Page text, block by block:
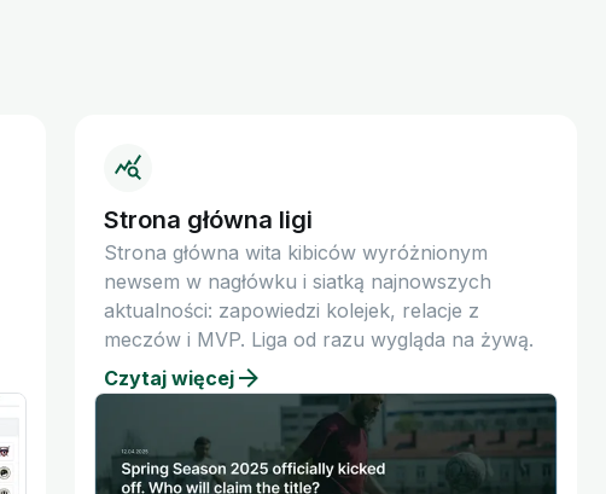
Strona główna ligi
Strona główna wita kibiców wyróżnionym
newsem w nagłówku i siatką najnowszych
aktualności: zapowiedzi kolejek, relacje z
meczów i MVP. Liga od razu wygląda na żywą.
Czytaj więcej